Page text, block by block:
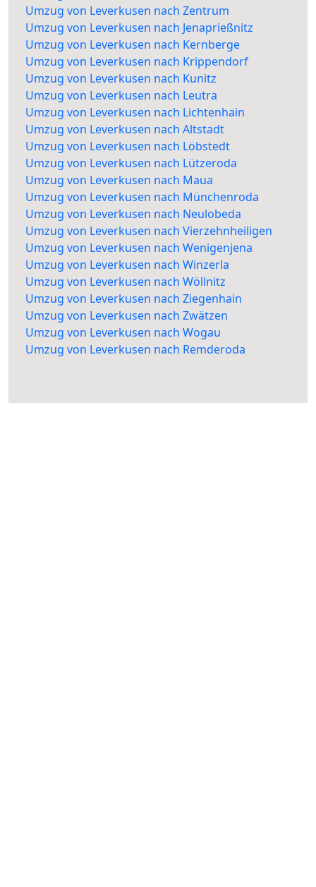
Umzug von Leverkusen nach Zentrum
Umzug von Leverkusen nach Jenaprießnitz
Umzug von Leverkusen nach Kernberge
Umzug von Leverkusen nach Krippendorf
Umzug von Leverkusen nach Kunitz
Umzug von Leverkusen nach Leutra
Umzug von Leverkusen nach Lichtenhain
Umzug von Leverkusen nach Altstadt
Umzug von Leverkusen nach Löbstedt
Umzug von Leverkusen nach Lützeroda
Umzug von Leverkusen nach Maua
Umzug von Leverkusen nach Münchenroda
Umzug von Leverkusen nach Neulobeda
Umzug von Leverkusen nach Vierzehnheiligen
Umzug von Leverkusen nach Wenigenjena
Umzug von Leverkusen nach Winzerla
Umzug von Leverkusen nach Wöllnitz
Umzug von Leverkusen nach Ziegenhain
Umzug von Leverkusen nach Zwätzen
Umzug von Leverkusen nach Wogau
Umzug von Leverkusen nach Remderoda